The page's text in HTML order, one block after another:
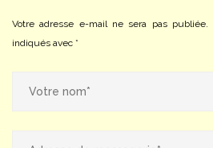
Votre adresse e-mail ne sera pas publiée.
indiqués avec *